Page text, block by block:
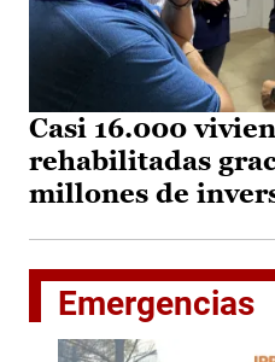
Casi 16.000
rehabilitadas
millones de
Emergencias